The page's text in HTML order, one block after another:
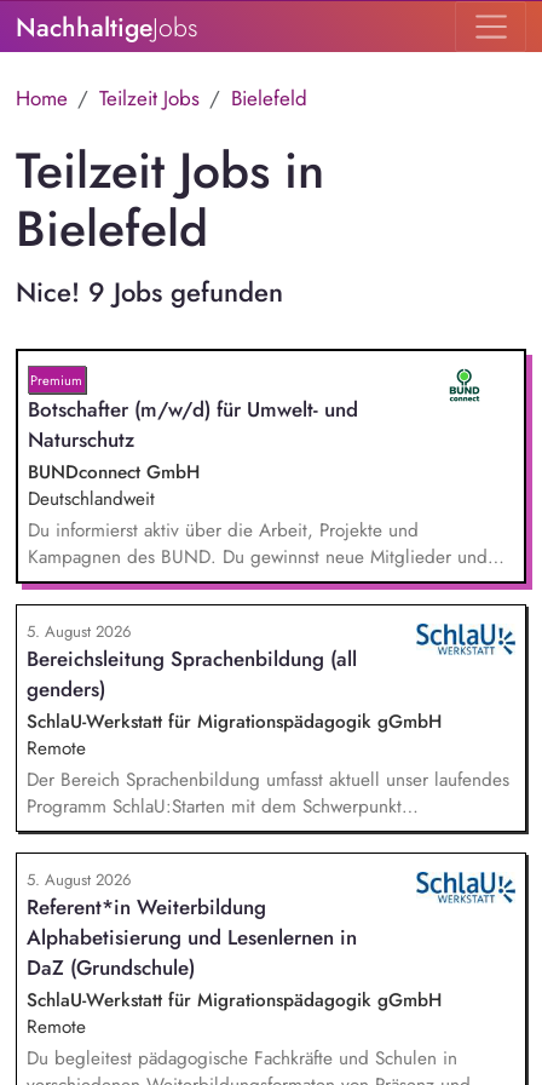
NachhaltigeJobs
Home Teilzeit Jobs Bielefeld
Teilzeit Jobs in
Bielefeld
Nice! 9 Jobs gefunden
Premium
Botschafter (m/w/d) für Umwelt- und
Naturschutz
BUNDconnect GmbH
Deutschlandweit
Du informierst aktiv über die Arbeit, Projekte und
Kampagnen des BUND. Du gewinnst neue Mitglieder und
stärkst damit langfristig den Umwelt- und Naturschutz. Du
beantwortest Fragen zu Umwelt-, Arten- und Klimaschutz nach
bestem Wissen und Gewissen. Du unterstützt Kampagnen
und Aktionen, beispielsweise durch das Sammeln von
Unterschriften für Petitionen.
5. August 2026
Bereichsleitung Sprachenbildung (all
genders)
SchlaU-Werkstatt für Migrationspädagogik gGmbH
Remote
Der Bereich Sprachenbildung umfasst aktuell unser laufendes
Programm SchlaU:Starten mit dem Schwerpunkt
"Alphabetisierung in DaZ für die Grundschule" sowie
zukünftig weitere auf Unterrichtsmaterial bezogene Projekte
mit den Schwerpunkten sprachensensibles und
rassismuskritisches Deutschlernen von der Grundschule bis in
die Berufliche Bildung. Der Bereich Sprachenbildung
entwickelt in seinen Projekten dazu zielgruppengerechte und
innovative Unterrichtsmaterialien und begleitet pädagogische
Fachkräfte mit daran angeschlossenen
Weiterbildungsangeboten online wie offline.
5. August 2026
Referent*in Weiterbildung
Alphabetisierung und Lesenlernen in
DaZ (Grundschule)
SchlaU-Werkstatt für Migrationspädagogik gGmbH
Remote
Du begleitest pädagogische Fachkräfte und Schulen in